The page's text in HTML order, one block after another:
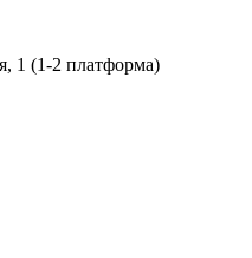
1 (1-2 платформа)